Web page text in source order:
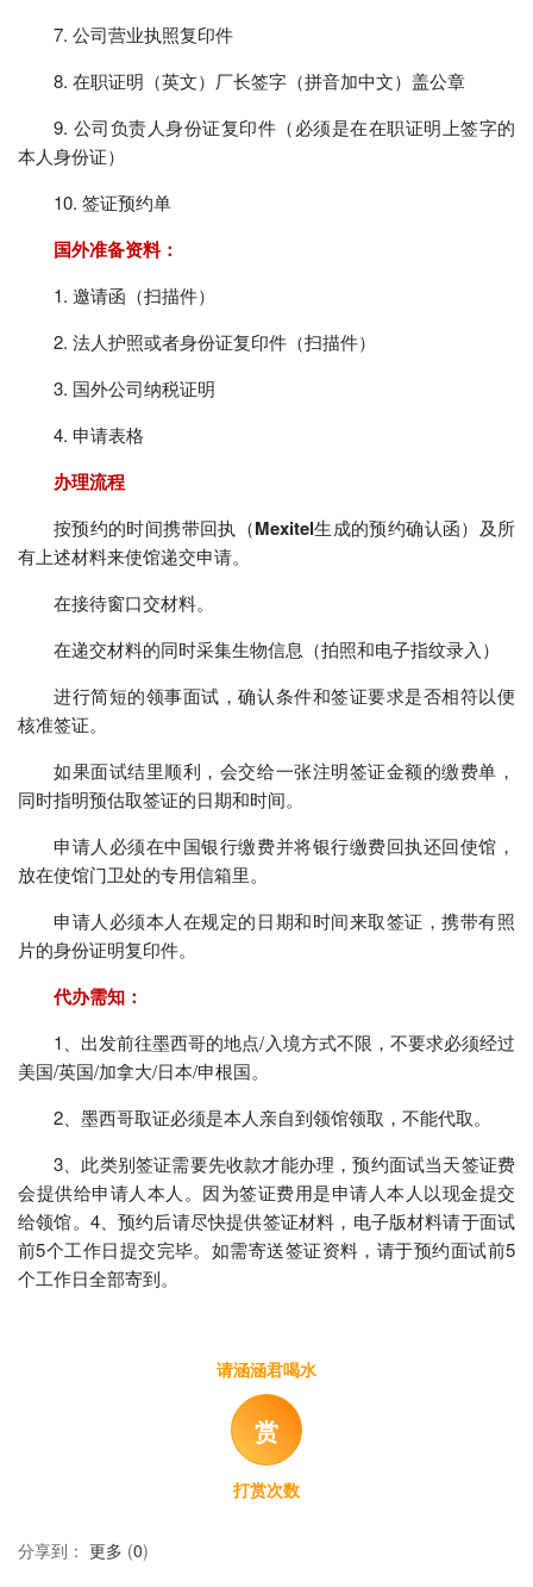
7. 公司营业执照复印件
8. 在职证明（英文）厂长签字（拼音加中文）盖公章
9. 公司负责人身份证复印件（必须是在在职证明上签字的
本人身份证）
10. 签证预约单
国外准备资料：
1. 邀请函（扫描件）
2. 法人护照或者身份证复印件（扫描件）
3. 国外公司纳税证明
4. 申请表格
办理流程
按预约的时间携带回执（Mexitel生成的预约确认函）及所
有上述材料来使馆递交申请。
在接待窗口交材料。
在递交材料的同时采集生物信息（拍照和电子指纹录入）
进行简短的领事面试，确认条件和签证要求是否相符以便
核准签证。
如果面试结里顺利，会交给一张注明签证金额的缴费单，
同时指明预估取签证的日期和时间。
申请人必须在中国银行缴费并将银行缴费回执还回使馆，
放在使馆门卫处的专用信箱里。
申请人必须本人在规定的日期和时间来取签证，携带有照
片的身份证明复印件。
代办需知：
1、出发前往墨西哥的地点/入境方式不限，不要求必须经过
美国/英国/加拿大/日本/申根国。
2、墨西哥取证必须是本人亲自到领馆领取，不能代取。
3、此类别签证需要先收款才能办理，预约面试当天签证费
会提供给申请人本人。因为签证费用是申请人本人以现金提交
给领馆。4、预约后请尽快提供签证材料，电子版材料请于面试
前5个工作日提交完毕。如需寄送签证资料，请于预约面试前5
个工作日全部寄到。
请涵涵君喝水
赏
打赏次数
分享到： 更多 (0)